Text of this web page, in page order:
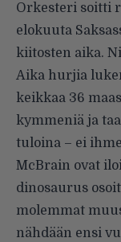
Orkesteri soitti
elokuuta
kiitosten aika.
Aika hurjia
keikkaa 36
kymmeniä ja
tuloina – ei
McBrain ovat
dinosaurus
molemmat
nähdään ensi